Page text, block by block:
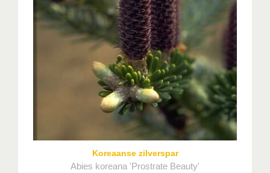
Koreaanse zilverspar
Abies koreana 'Prostrate Beauty'